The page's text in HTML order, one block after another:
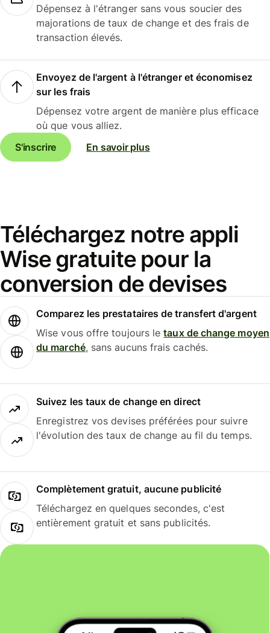
Dépensez à l'étranger sans vous soucier des
majorations de taux de change et des frais de
transaction élevés.
Envoyez de l'argent à l'étranger et économisez
sur les frais
Dépensez votre argent de manière plus efficace
où que vous alliez.
S'inscrire
En savoir plus
Téléchargez notre appli
Wise gratuite pour la
conversion de devises
Comparez les prestataires de transfert d'argent
Wise vous offre toujours letaux de change moyen
du marché, sans aucuns frais cachés.
Suivez les taux de change en direct
Enregistrez vos devises préférées pour suivre
l'évolution des taux de change au fil du temps.
Complètement gratuit, aucune publicité
Téléchargez en quelques secondes, c'est
entièrement gratuit et sans publicités.